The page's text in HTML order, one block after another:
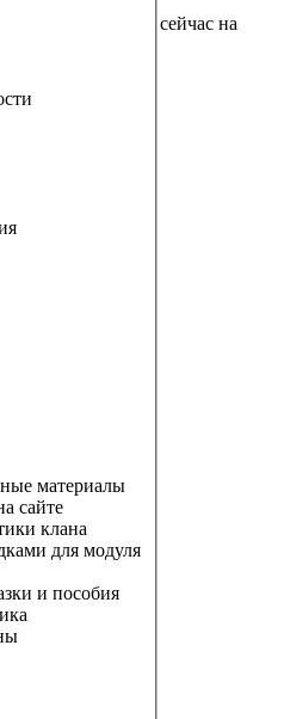
материалы
сайте
клана
для модуля
и пособия
сейчас на